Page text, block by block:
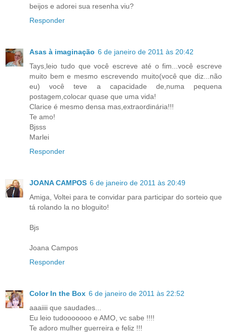
beijos e adorei sua resenha viu?
Responder
Asas à imaginação 6 de janeiro de 2011 às 20:42
Tays,leio tudo que você escreve até o fim...você escreve
muito bem e mesmo escrevendo muito(você que diz...não
eu) você teve a capacidade de,numa pequena
postagem,colocar quase que uma vida!
Clarice é mesmo densa mas,extraordinária!!!
Te amo!
Bjsss
Marlei
Responder
JOANA CAMPOS 6 de janeiro de 2011 às 20:49
Amiga, Voltei para te convidar para participar do sorteio que
tá rolando la no bloguito!
Bjs
Joana Campos
Responder
Color In the Box 6 de janeiro de 2011 às 22:52
aaaiiii que saudades...
Eu leio tudooooooo e AMO, vc sabe !!!!
Te adoro mulher guerreira e feliz !!!